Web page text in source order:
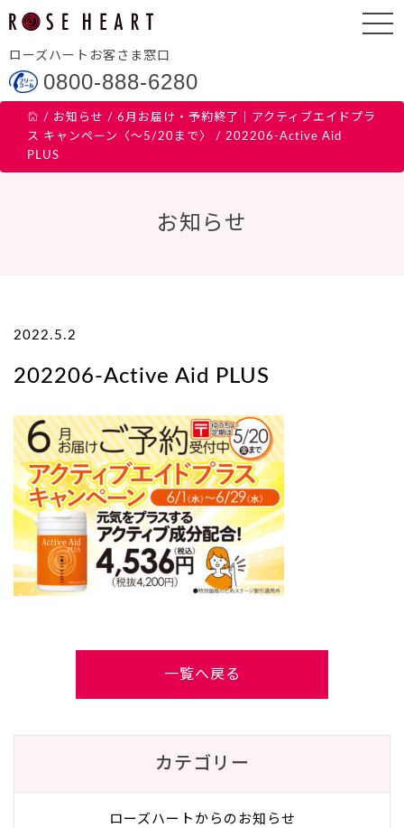
ローズハートお客さま窓口
0800-888-6280
/ お知らせ / 6月お届け・予約終了｜アクティブエイドプラ
ス キャンペーン〈～5/20まで〉
/ 202206-Active Aid
PLUS
お知らせ
2022.5.2
202206-Active Aid PLUS
一覧へ戻る
カテゴリー
ローズハートからのお知らせ